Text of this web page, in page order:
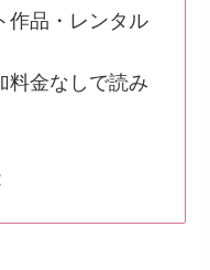
作品・レンタル
料金なしで読み